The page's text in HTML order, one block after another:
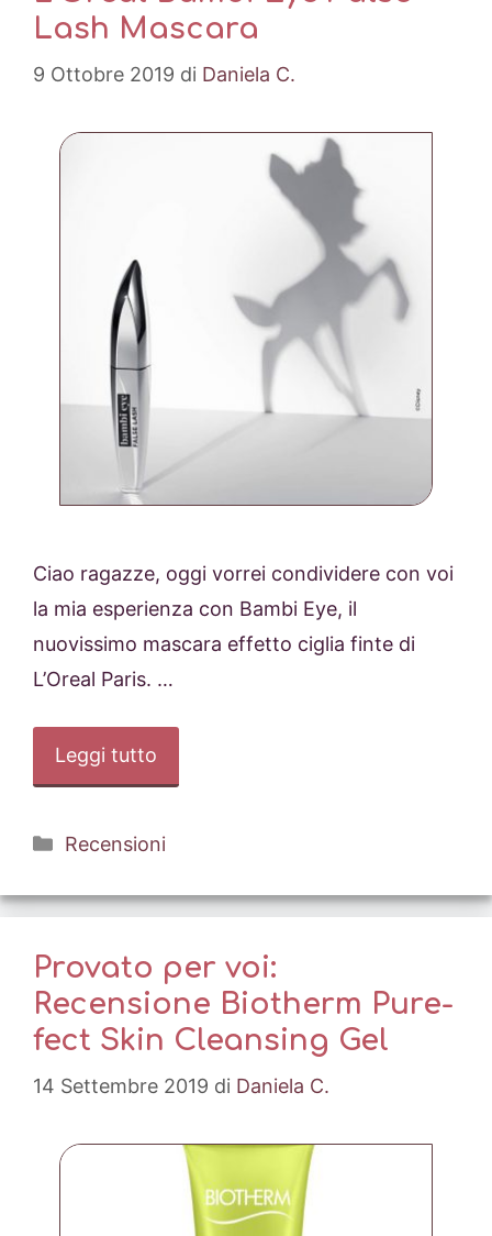
Lash Mascara
9 Ottobre 2019 di Daniela C.
Ciao ragazze, oggi vorrei condividere con voi
la mia esperienza con Bambi Eye, il
nuovissimo mascara effetto ciglia finte di
L’Oreal Paris. …
Leggi tutto
Categorie
Recensioni
Provato per voi:
Recensione Biotherm Pure-
fect Skin Cleansing Gel
14 Settembre 2019 di Daniela C.